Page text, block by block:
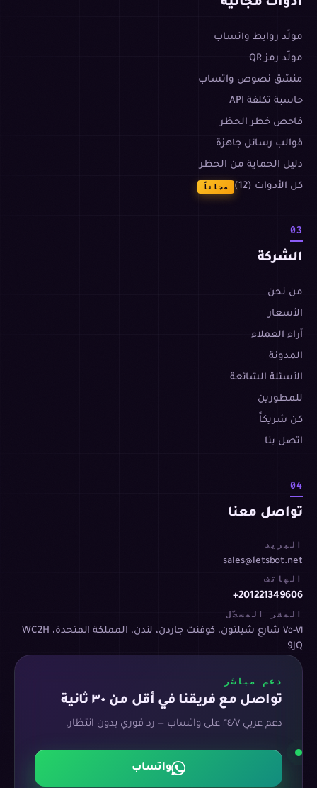
أدوات مجانية
مولّد روابط واتساب
مولّد رمز QR
منسّق نصوص واتساب
حاسبة تكلفة API
فاحص خطر الحظر
قوالب رسائل جاهزة
دليل الحماية من الحظر
كل الأدوات (12)
مجاناً
03
الشركة
من نحن
الأسعار
آراء العملاء
المدونة
الأسئلة الشائعة
للمطورين
كن شريكاً
اتصل بنا
04
تواصل معنا
البريد
sales@letsbot.net
الهاتف
+201221349606
المقر المسجّل
٧١-٧٥ شارع شيلتون، كوفنت جاردن، لندن، المملكة المتحدة، WC2H
9JQ
دعم مباشر
تواصل مع فريقنا في أقل من ٣٠ ثانية
دعم عربي ٢٤/٧ على واتساب — رد فوري بدون انتظار.
واتساب